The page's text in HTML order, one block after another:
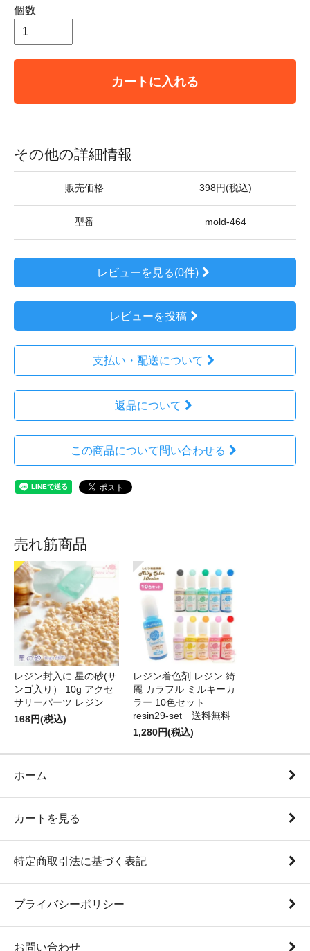
個数
カートに入れる
その他の詳細情報
販売価格 398円(税込)
型番 mold-464
レビューを見る(0件)
レビューを投稿
支払い・配送について
返品について
この商品について問い合わせる
売れ筋商品
レジン封入に 星の砂(サ
ンゴ入り） 10g アクセ
サリーパーツ レジン
168円(税込)
レジン着色剤 レジン 綺
麗 カラフル ミルキーカ
ラー 10色セット
resin29-set 送料無料
1,280円(税込)
ホーム
カートを見る
特定商取引法に基づく表記
プライバシーポリシー
お問い合わせ